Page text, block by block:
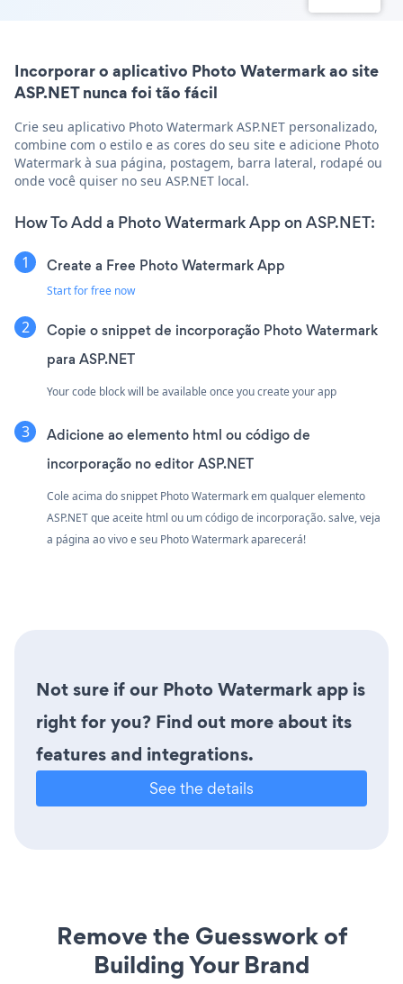
Incorporar o aplicativo Photo Watermark ao site
ASP.NET nunca foi tão fácil
Crie seu aplicativo Photo Watermark ASP.NET personalizado,
combine com o estilo e as cores do seu site e adicione Photo
Watermark à sua página, postagem, barra lateral, rodapé ou
onde você quiser no seu ASP.NET local.
How To Add a Photo Watermark App on ASP.NET:
Create a Free Photo Watermark App
Start for free now
Copie o snippet de incorporação Photo Watermark
para ASP.NET
Your code block will be available once you create your app
Adicione ao elemento html ou código de
incorporação no editor ASP.NET
Cole acima do snippet Photo Watermark em qualquer elemento
ASP.NET que aceite html ou um código de incorporação. salve, veja
a página ao vivo e seu Photo Watermark aparecerá!
Not sure if our Photo Watermark app is
right for you? Find out more about its
features and integrations.
See the details
Remove the Guesswork of
Building Your Brand